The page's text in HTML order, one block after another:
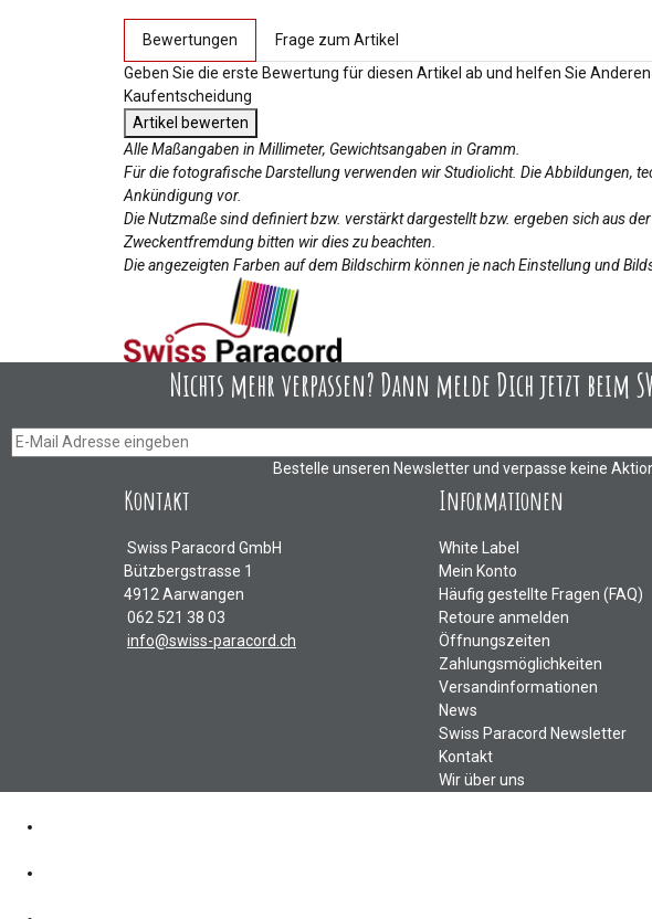
Bewertungen
Frage zum Artikel
Geben Sie die erste Bewertung für diesen Artikel ab und helfen Sie
Kaufentscheidung
Artikel bewerten
Alle Maßangaben in Millimeter, Gewichtsangaben in Gramm.
Für die fotografische Darstellung verwenden wir Studiolicht. Die Abbildungen,
Ankündigung vor.
Die Nutzmaße sind definiert bzw. verstärkt dargestellt bzw. ergeben sich aus
Zweckentfremdung bitten wir dies zu beachten.
Die angezeigten Farben auf dem Bildschirm können je nach Einstellung und
Nichts mehr verpassen? Dann melde Dich jetzt beim
Bestelle unseren Newsletter und verpasse keine
Kontakt
Swiss Paracord GmbH
Bützbergstrasse 1
4912 Aarwangen
062 521 38 03
info@swiss-paracord.ch
Informationen
White Label
Mein Konto
Häufig gestellte Fragen (FAQ)
Retoure anmelden
Öffnungszeiten
Zahlungsmöglichkeiten
Versandinformationen
News
Swiss Paracord Newsletter
Kontakt
Wir über uns